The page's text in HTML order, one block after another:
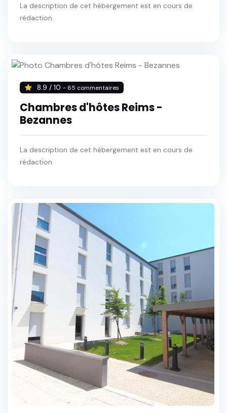
La description de cet hébergement est en cours de
rédaction.
8.9 / 10 - 65 commentaires
Chambres d'hôtes Reims -
Bezannes
La description de cet hébergement est en cours de
rédaction.